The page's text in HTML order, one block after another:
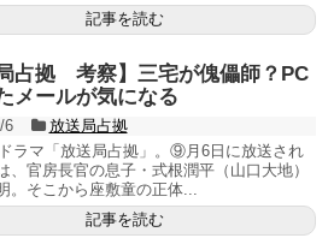
記事を読む
局占拠 考察】三宅が傀儡師？PC
メールが気になる
6
放送局占拠
ラマ「放送局占拠」。⑨月6日に放送され
、官房長官の息子・式根潤平（山口大地）
。そこから座敷童の正体...
記事を読む